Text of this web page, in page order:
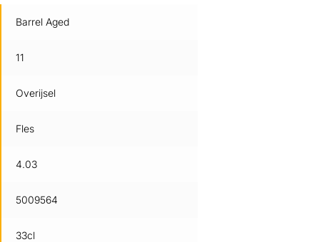
Barrel Aged
11
Overijsel
Fles
4.03
5009564
33cl